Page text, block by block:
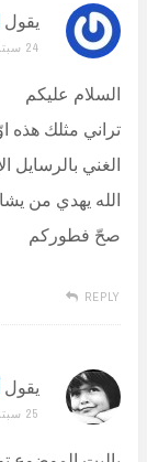
يقول
24 سبتمبر 2008 الساعة 8:59 م
السلام عليكم
تراني مثلك هذه
الغني بالرسايل
الله يهدي من
صحّ فطوركم
REPLY
يقول
25 سبتمبر 2008 الساعة 12:44 ص